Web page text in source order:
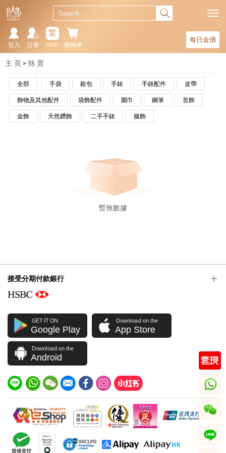
每日金價
購物車
繁
HKD
註冊
登入
主 頁 熱 賣
全部 手袋 銀包 手錶 手錶配件 皮帶
飾物及其他配件 袋飾配件 圍巾 鋼筆 首飾
金飾 天然鑽飾 二手手錶 服飾
暫無數據
接受分期付款銀行
GET IT ON
Google Play
Download on the
App Store
Download on the
Android
whatsapp